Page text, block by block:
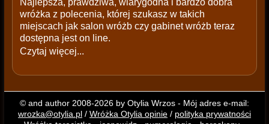
Najlepsza, prawdziwa, wiarygodna i bardzo dobra
wróżka z polecenia, której szukasz w takich
miejscach jak salon wróżb czy gabinet wróżb teraz
dostępna jest on line.
Czytaj więcej...
© and author 2008-2026 by Otylia Wrzos - Mój adres e-mail:
wrozka@otylia.pl/ Wróżka Otylia opinie/ polityka prywatności